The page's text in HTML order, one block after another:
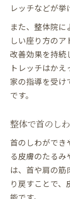
レッチなどが挙
また、整体院
しい座り方の
改善効果を持続
トレッチはか
家の指導を受け
です。
整体で首のし
首のしわができ
る皮膚のたるみ
は、首や肩の
り戻すことで